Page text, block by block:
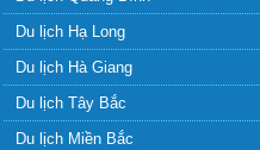
Du lịch Hạ Long
Du lịch Hà Giang
Du lịch Tây Bắc
Du lịch Miền Bắc